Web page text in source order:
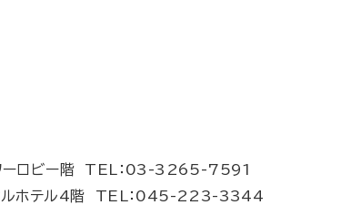
ーロビー階 TEL：03-3265-7591
タルホテル4階 TEL：045-223-3344